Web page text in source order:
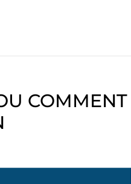
COMMENT